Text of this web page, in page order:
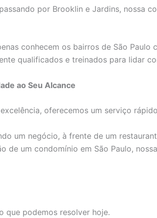
por Brooklin e Jardins, nossa
conhecem os bairros de São Paulo
qualificados e treinados para lidar
ao Seu Alcance
oferecemos um serviço
um negócio, à frente de um
de um condomínio em São Paulo,
que podemos resolver hoje.